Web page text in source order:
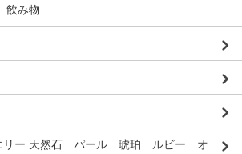
み物
リー 天然石 パール 琥珀 ルビー オ